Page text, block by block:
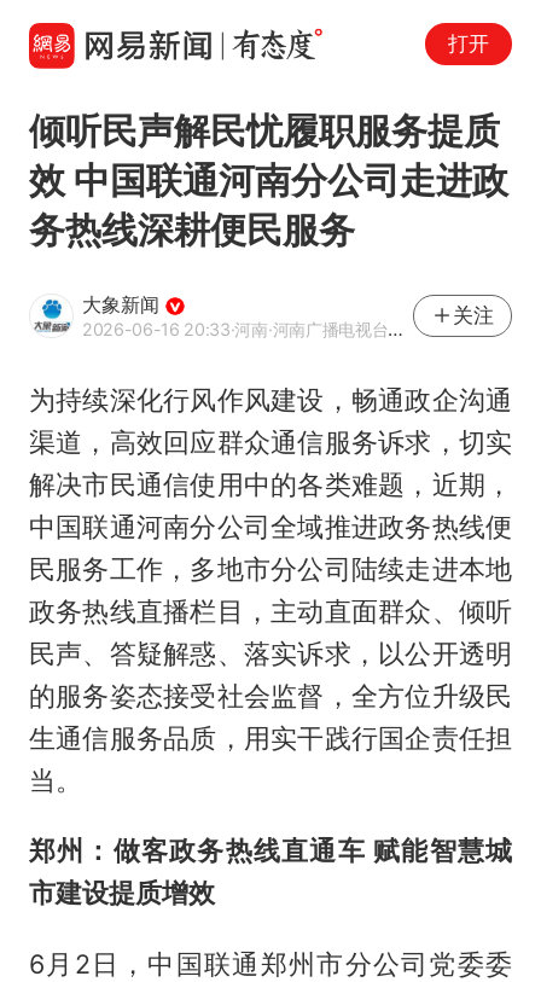
打开
倾听民声解民忧履职服务提质
效 中国联通河南分公司走进政
务热线深耕便民服务
大象新闻
2026-06-16 20:33·河南·河南广播电视台官方网易号
关注
为持续深化行风作风建设，畅通政企沟通
渠道，高效回应群众通信服务诉求，切实
解决市民通信使用中的各类难题，近期，
中国联通河南分公司全域推进政务热线便
民服务工作，多地市分公司陆续走进本地
政务热线直播栏目，主动直面群众、倾听
民声、答疑解惑、落实诉求，以公开透明
的服务姿态接受社会监督，全方位升级民
生通信服务品质，用实干践行国企责任担
当。
郑州：做客政务热线直通车 赋能智慧城
市建设提质增效
6月2日，中国联通郑州市分公司党委委